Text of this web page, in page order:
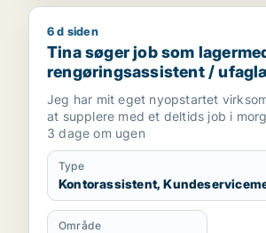
Tina søger job som
6 d siden
Tina søger job som
rengøringsassistent /
kontorassistent /
kundeservicemedarbejder
Jeg har mit eget nyopstartet
at supplere med et deltids job i
3 dage om ugen
Type
Kontorassistent,
Område